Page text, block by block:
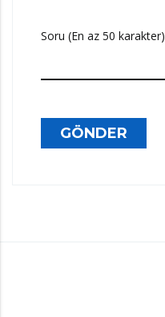
Soru (En az 50 karakter)
GÖNDER